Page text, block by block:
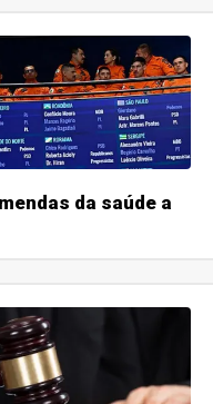
da saúde a